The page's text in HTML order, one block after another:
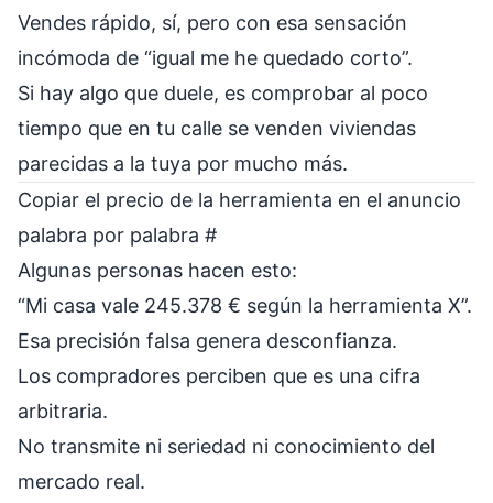
Vendes rápido, sí, pero con esa sensación
incómoda de “igual me he quedado corto”.
Si hay algo que duele, es comprobar al poco
tiempo que en tu calle se venden viviendas
parecidas a la tuya por mucho más.
Copiar el precio de la herramienta en el anuncio
palabra por palabra #
Algunas personas hacen esto:
“Mi casa vale 245.378 € según la herramienta X”.
Esa precisión falsa genera desconfianza.
Los compradores perciben que es una cifra
arbitraria.
No transmite ni seriedad ni conocimiento del
mercado real.